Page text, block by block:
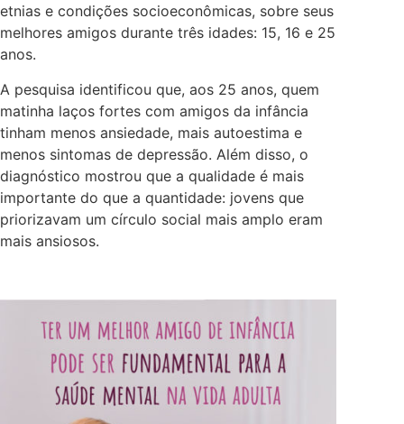
etnias e condições socioeconômicas, sobre seus
melhores amigos durante três idades: 15, 16 e 25
anos.
A pesquisa identificou que, aos 25 anos, quem
matinha laços fortes com amigos da infância
tinham menos ansiedade, mais autoestima e
menos sintomas de depressão. Além disso, o
diagnóstico mostrou que a qualidade é mais
importante do que a quantidade: jovens que
priorizavam um círculo social mais amplo eram
mais ansiosos.